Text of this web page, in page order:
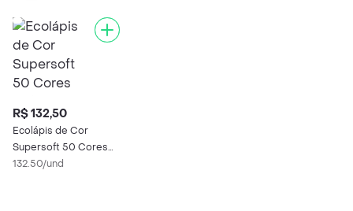
R$ 132,50
Ecolápis de Cor
Supersoft 50 Cores
Ref.210750 Faber
132.50/und